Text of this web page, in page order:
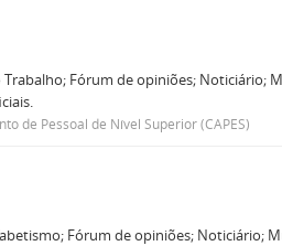
Fórum de opiniões; Noticiário;
de Pessoal de Nível Superior (CAPES)
Fórum de opiniões; Noticiário;